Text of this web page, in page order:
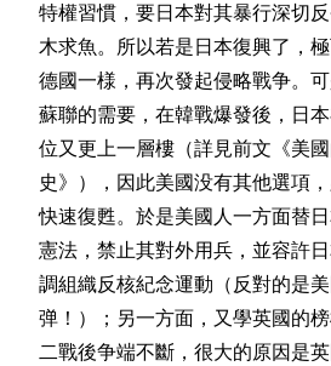
特權習慣，要日本對其暴行深切
木求魚。所以若是日本復興了，
德國一様，再次發起侵略戰争。
蘇聯的需要，在韓戰爆發後，日
位又更上一層樓（詳見前文《美
史》），因此美國没有其他選項
快速復甦。於是美國人一方面替
憲法，禁止其對外用兵，並容許
調組織反核紀念運動（反對的是
弹！）；另一方面，又學英國的
二戰後争端不斷，很大的原因是